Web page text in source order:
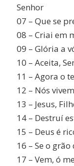
Senhor
07 – Que se
08 – Criai em
09 – Glória a
10 – Aceita,
11 – Agora o
12 – Nós
13 – Jesus,
14 – Destruí
15 – Deus é
16 – Se o
17 – Vem, ó